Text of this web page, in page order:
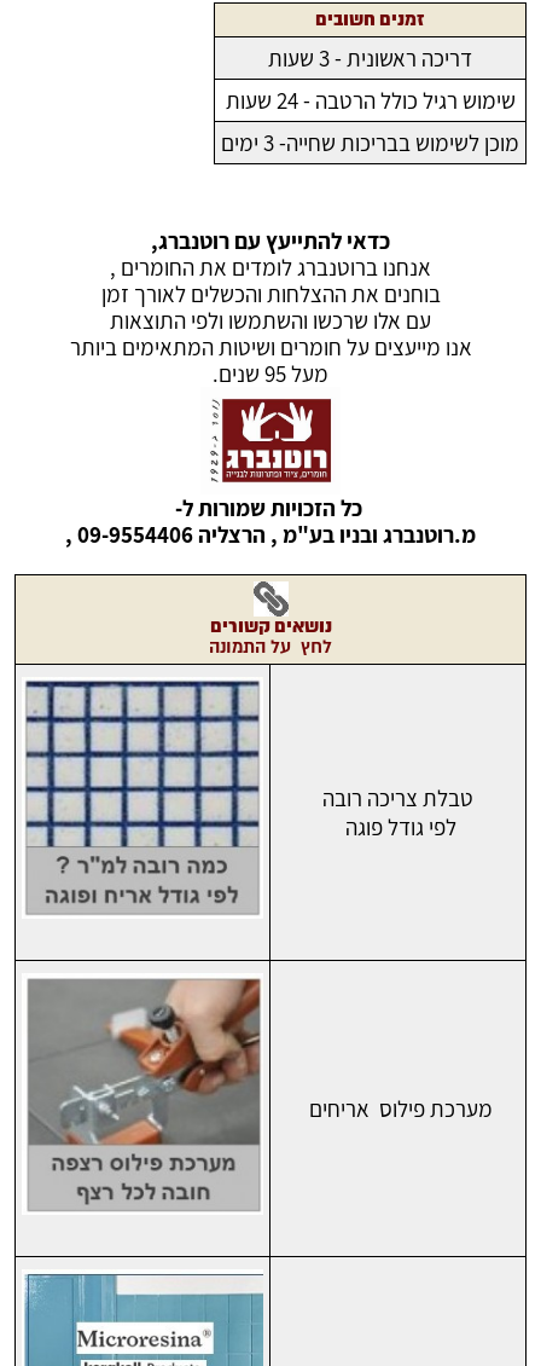
זמנים חשובים
דריכה ראשונית - 3 שעות
שימוש רגיל כולל הרטבה - 24 שעות
מוכן לשימוש בבריכות שחייה- 3 ימים
כדאי להתייעץ עם רוטנברג,
אנחנו ברוטנברג לומדים את החומרים ,
בוחנים את ההצלחות והכשלים לאורך זמן
עם אלו שרכשו והשתמשו ולפי התוצאות
אנו מייעצים על חומרים ושיטות המתאימים ביותר
מעל 95 שנים.
כל הזכויות שמורות ל-
מ.רוטנברג ובניו בע"מ , הרצליה 09-9554406 ,
נושאיםקשורים
לחץ על התמונה
טבלת צריכה רובה
לפי גודל פוגה
מערכת פילוס אריחים